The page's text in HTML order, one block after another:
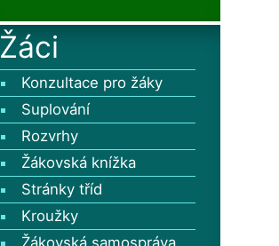
Žáci
Konzultace pro žáky
Suplování
Rozvrhy
Žákovská knížka
Stránky tříd
Kroužky
Žákovská samospráva